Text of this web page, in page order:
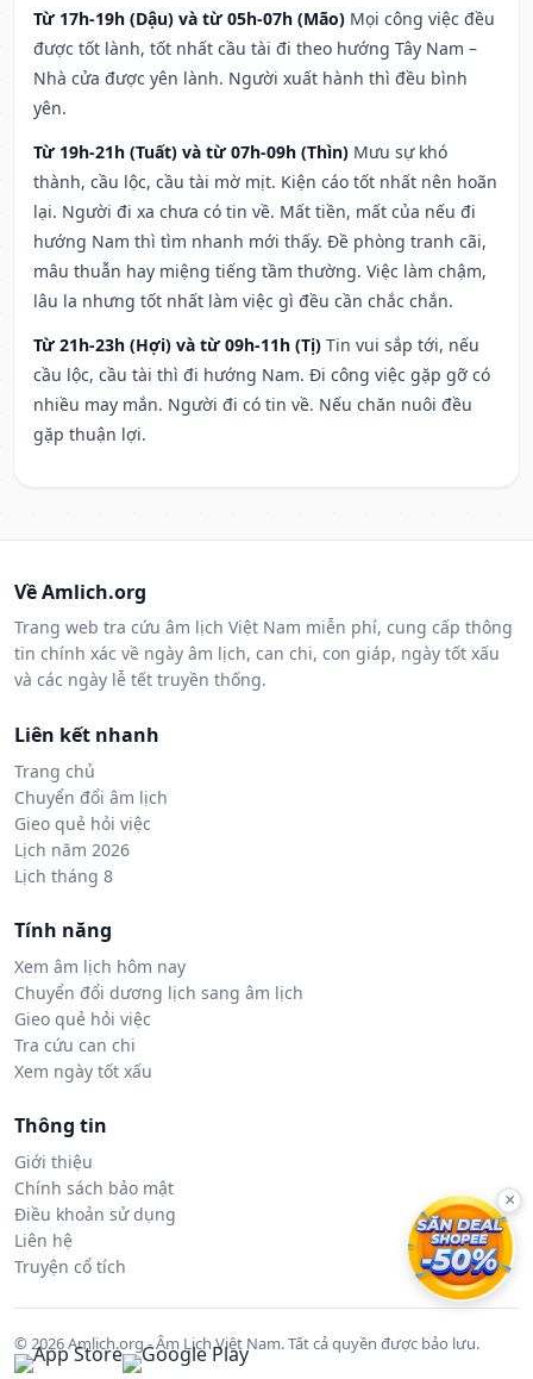
Từ 17h-19h (Dậu) và từ 05h-07h (Mão) Mọi công việc đều
được tốt lành, tốt nhất cầu tài đi theo hướng Tây Nam –
Nhà cửa được yên lành. Người xuất hành thì đều bình
yên.
Từ 19h-21h (Tuất) và từ 07h-09h (Thìn) Mưu sự khó
thành, cầu lộc, cầu tài mờ mịt. Kiện cáo tốt nhất nên hoãn
lại. Người đi xa chưa có tin về. Mất tiền, mất của nếu đi
hướng Nam thì tìm nhanh mới thấy. Đề phòng tranh cãi,
mâu thuẫn hay miệng tiếng tầm thường. Việc làm chậm,
lâu la nhưng tốt nhất làm việc gì đều cần chắc chắn.
Từ 21h-23h (Hợi) và từ 09h-11h (Tị) Tin vui sắp tới, nếu
cầu lộc, cầu tài thì đi hướng Nam. Đi công việc gặp gỡ có
nhiều may mắn. Người đi có tin về. Nếu chăn nuôi đều
gặp thuận lợi.
Về Amlich.org
Trang web tra cứu âm lịch Việt Nam miễn phí, cung cấp thông
tin chính xác về ngày âm lịch, can chi, con giáp, ngày tốt xấu
và các ngày lễ tết truyền thống.
Liên kết nhanh
Trang chủ
Chuyển đổi âm lịch
Gieo quẻ hỏi việc
Lịch năm 2026
Lịch tháng 8
Tính năng
Xem âm lịch hôm nay
Chuyển đổi dương lịch sang âm lịch
Gieo quẻ hỏi việc
Tra cứu can chi
Xem ngày tốt xấu
Thông tin
Giới thiệu
Chính sách bảo mật
Điều khoản sử dụng
Liên hệ
Truyện cổ tích
© 2026 Amlich.org - Âm Lịch Việt Nam. Tất cả quyền được bảo lưu.
×